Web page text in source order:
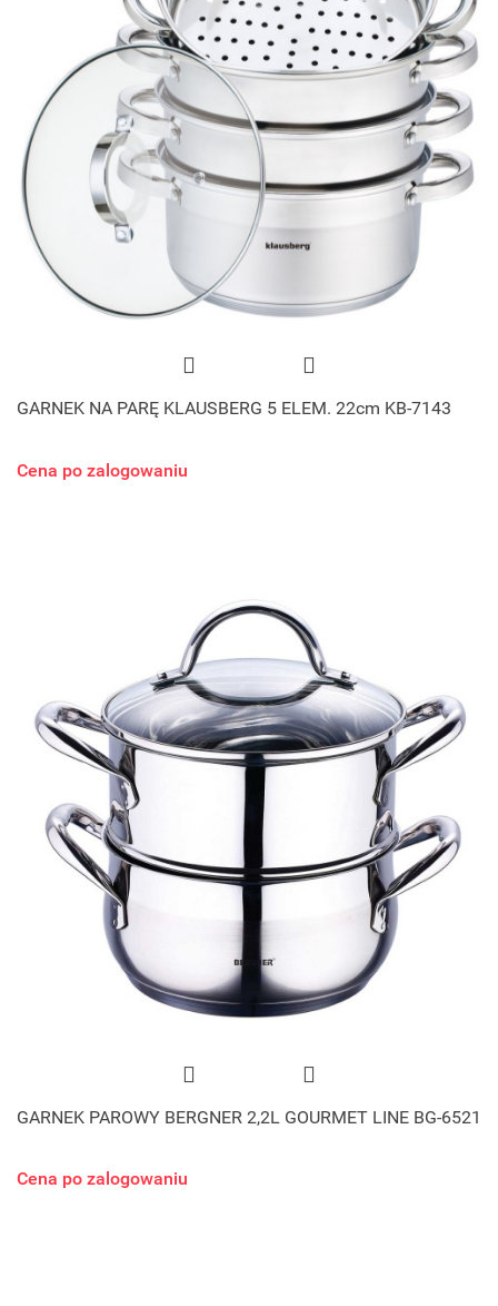
GARNEK NA PARĘ KLAUSBERG 5 ELEM. 22cm KB-7143
Cena po zalogowaniu
GARNEK PAROWY BERGNER 2,2L GOURMET LINE BG-6521
Cena po zalogowaniu